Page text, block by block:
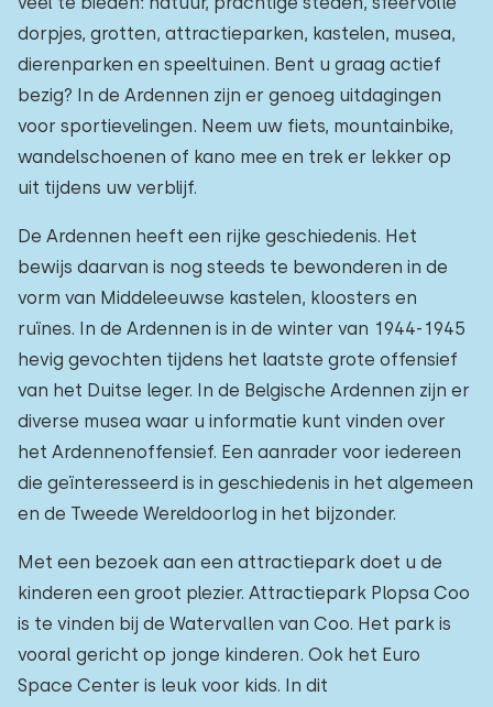
dorpjes, grotten, attractieparken, kastelen, musea,
dierenparken en speeltuinen. Bent u graag actief
bezig? In de Ardennen zijn er genoeg uitdagingen
voor sportievelingen. Neem uw fiets, mountainbike,
wandelschoenen of kano mee en trek er lekker op
uit tijdens uw verblijf.
De Ardennen heeft een rijke geschiedenis. Het
bewijs daarvan is nog steeds te bewonderen in de
vorm van Middeleeuwse kastelen, kloosters en
ruïnes. In de Ardennen is in de winter van 1944-1945
hevig gevochten tijdens het laatste grote offensief
van het Duitse leger. In de Belgische Ardennen zijn er
diverse musea waar u informatie kunt vinden over
het Ardennenoffensief. Een aanrader voor iedereen
die geïnteresseerd is in geschiedenis in het algemeen
en de Tweede Wereldoorlog in het bijzonder.
Met een bezoek aan een attractiepark doet u de
kinderen een groot plezier. Attractiepark Plopsa Coo
is te vinden bij de Watervallen van Coo. Het park is
vooral gericht op jonge kinderen. Ook het Euro
Space Center is leuk voor kids. In dit